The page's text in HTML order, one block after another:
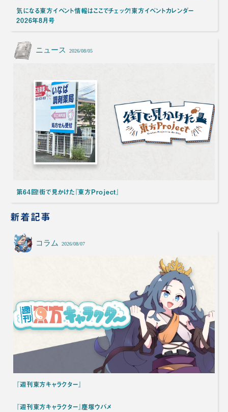
気になる東方イベント情報はここでチェック！東方イベントカレンダー
2026年8月号
ニュース 2026/08/05
第64回！街で見かけた『東方Project』
新着記事
コラム 2026/08/07
『週刊東方キャラクター』
『週刊東方キャラクター』塵塚ウバメ